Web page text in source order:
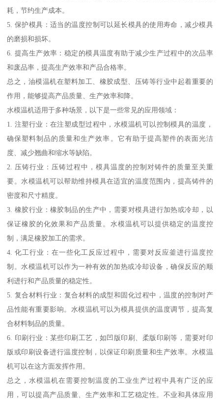
耗，节约生产成本。
5. 保护模具：适当的温度控制可以延长模具的使用寿命，减少模具
的磨损和损坏。
6. 提高生产效率：稳定的模具温度有助于减少生产过程中的次品率
和废品率，提高生产效率和产品合格率。
总之，油模温机在塑料加工、橡胶成型、压铸等行业中起着重要的
作用，能够提高产品质量、生产效率和降。
水模温机适用于多种场景，以下是一些常见的应用领域：
1. 注塑行业：在注塑成型过程中，水模温机可以控制模具的温度，
确保塑料制品的质量和生产效率。它有助于提高塑件的表面光洁
度、减少翘曲和缩水等缺陷。
2. 压铸行业：压铸过程中，模具温度的控制对铸件的质量至关重
要。水模温机可以帮助维持模具在适宜的温度范围内，提高铸件的
密度和尺寸精度。
3. 橡胶行业：橡胶制品的生产中，需要对模具进行加热或冷却，以
保证橡胶的化效果和产品质量。水模温机可以提供稳定的温度控
制，满足橡胶加工的需求。
4. 化工行业：在一些化工反应过程中，需要对反应釜进行温度控
制。水模温机可以作为一种有效的加热或冷却设备，确保反应的顺
利进行和产品质量的稳定性。
5. 复合材料行业：复合材料的成型和固化过程中，温度的控制对产
品性能有重要影响。水模温机可以为模具提供的温度调节，提高复
合材料制品的质量。
6. 印刷行业：某些印刷工艺，如凹版印刷、柔版印刷等，需要对印
版或印刷设备进行温度控制，以保证印刷质量和生产效率。水模温
机可以在这方面发挥作用。
总之，水模温机在需要控制温度的工业生产过程中具有广泛的应
用，可以提高产品质量、生产效率和工艺稳定性。不业和具体应用